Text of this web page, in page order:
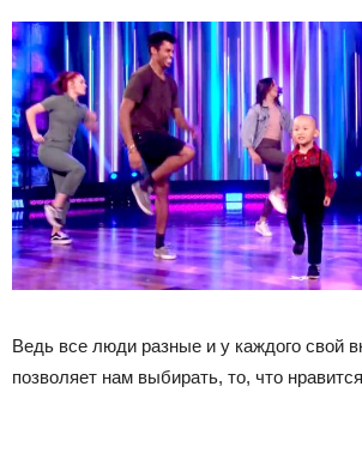
Ведь все люди разные и у каждого свой
позволяет нам выбирать, то, что